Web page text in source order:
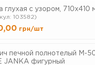
глухая с узором, 710х410
103582)
грн/шт
печной полнотелый М-
JANKA фигурный